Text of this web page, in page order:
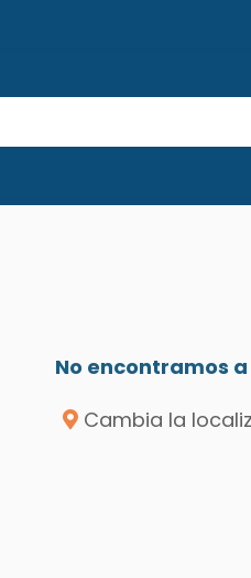
No encontramos
Cambia la